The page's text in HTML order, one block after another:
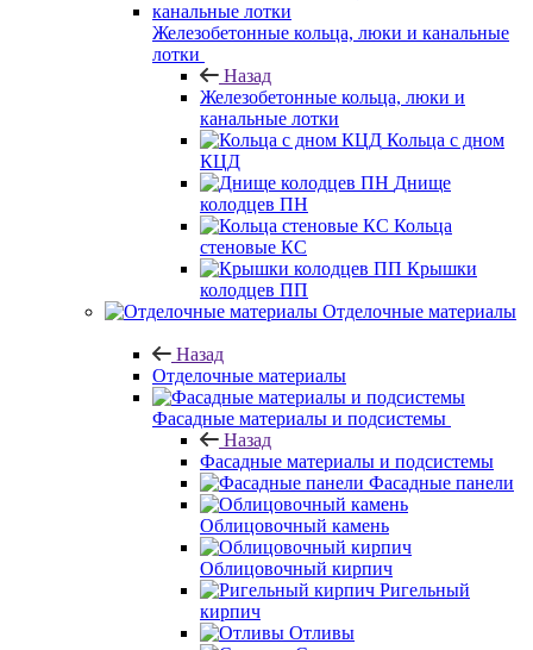
Железобетонные кольца, люки и канальные
лотки
Назад
Железобетонные кольца, люки и
канальные лотки
Кольца с дном
КЦД
Днище
колодцев ПН
Кольца
стеновые КС
Крышки
колодцев ПП
Отделочные материалы
Назад
Отделочные материалы
Фасадные материалы и подсистемы
Назад
Фасадные материалы и подсистемы
Фасадные панели
Облицовочный камень
Облицовочный кирпич
Ригельный
кирпич
Отливы